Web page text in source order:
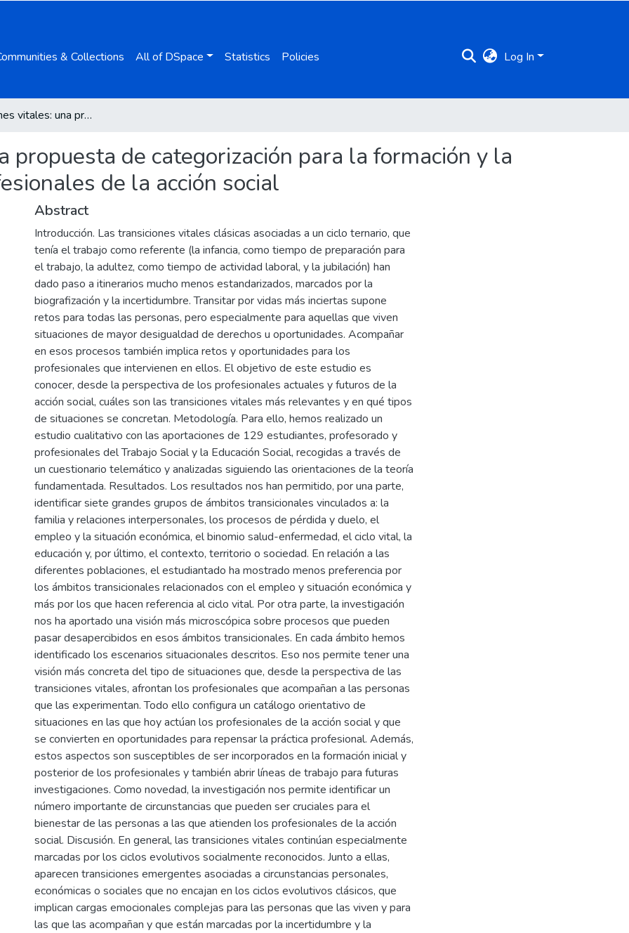
& Collections All of DSpace Statistics Policies Log In
Transiciones vitales: una propuesta de categorización para la formación y la intervención de los profesionales de la acción social
propuesta de categorización para la formación y la
de la acción social
Abstract
Introducción. Las transiciones vitales clásicas asociadas a un ciclo ternario, que
tenía el trabajo como referente (la infancia, como tiempo de preparación para
el trabajo, la adultez, como tiempo de actividad laboral, y la jubilación) han
dado paso a itinerarios mucho menos estandarizados, marcados por la
biografización y la incertidumbre. Transitar por vidas más inciertas supone
retos para todas las personas, pero especialmente para aquellas que viven
situaciones de mayor desigualdad de derechos u oportunidades. Acompañar
en esos procesos también implica retos y oportunidades para los
profesionales que intervienen en ellos. El objetivo de este estudio es
conocer, desde la perspectiva de los profesionales actuales y futuros de la
acción social, cuáles son las transiciones vitales más relevantes y en qué tipos
de situaciones se concretan. Metodología. Para ello, hemos realizado un
estudio cualitativo con las aportaciones de 129 estudiantes, profesorado y
profesionales del Trabajo Social y la Educación Social, recogidas a través de
un cuestionario telemático y analizadas siguiendo las orientaciones de la teoría
fundamentada. Resultados. Los resultados nos han permitido, por una parte,
identificar siete grandes grupos de ámbitos transicionales vinculados a: la
familia y relaciones interpersonales, los procesos de pérdida y duelo, el
empleo y la situación económica, el binomio salud-enfermedad, el ciclo vital, la
educación y, por último, el contexto, territorio o sociedad. En relación a las
diferentes poblaciones, el estudiantado ha mostrado menos preferencia por
los ámbitos transicionales relacionados con el empleo y situación económica y
más por los que hacen referencia al ciclo vital. Por otra parte, la investigación
nos ha aportado una visión más microscópica sobre procesos que pueden
pasar desapercibidos en esos ámbitos transicionales. En cada ámbito hemos
identificado los escenarios situacionales descritos. Eso nos permite tener una
visión más concreta del tipo de situaciones que, desde la perspectiva de las
transiciones vitales, afrontan los profesionales que acompañan a las personas
que las experimentan. Todo ello configura un catálogo orientativo de
situaciones en las que hoy actúan los profesionales de la acción social y que
se convierten en oportunidades para repensar la práctica profesional. Además,
estos aspectos son susceptibles de ser incorporados en la formación inicial y
posterior de los profesionales y también abrir líneas de trabajo para futuras
investigaciones. Como novedad, la investigación nos permite identificar un
número importante de circunstancias que pueden ser cruciales para el
bienestar de las personas a las que atienden los profesionales de la acción
social. Discusión. En general, las transiciones vitales continúan especialmente
marcadas por los ciclos evolutivos socialmente reconocidos. Junto a ellas,
aparecen transiciones emergentes asociadas a circunstancias personales,
económicas o sociales que no encajan en los ciclos evolutivos clásicos, que
implican cargas emocionales complejas para las personas que las viven y para
las que las acompañan y que están marcadas por la incertidumbre y la